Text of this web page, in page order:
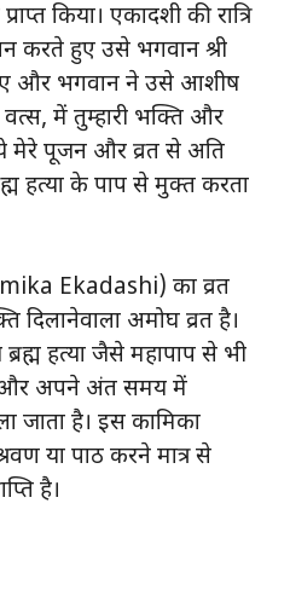
किया। एकादशी की रात्रि
करते हुए उसे भगवान श्री
हुए और भगवान ने उसे आशीष
में तुम्हारी भक्ति और
मेरे पूजन और व्रत से अति
हत्या के पाप से मुक्त करता
Ekadashi) का व्रत
दिलानेवाला अमोघ व्रत है।
हत्या जैसे महापाप से भी
और अपने अंत समय में
जाता है। इस कामिका
या पाठ करने मात्र से
है।